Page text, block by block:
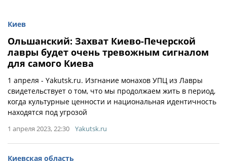
Киев
Ольшанский: Захват Киево-Печерской
лавры будет очень тревожным сигналом
для самого Киева
1 апреля - Yakutsk.ru. Изгнание монахов УПЦ из Лавры
свидетельствует о том, что мы продолжаем жить в период,
когда культурные ценности и национальная идентичность
находятся под угрозой
1 апреля 2023, 22:30 Yakutsk.ru
Киевская область